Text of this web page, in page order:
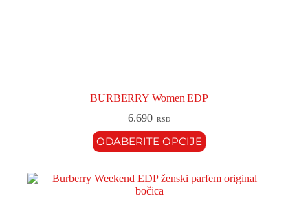
BURBERRY Women EDP
6.690 RSD
ODABERITE OPCIJE